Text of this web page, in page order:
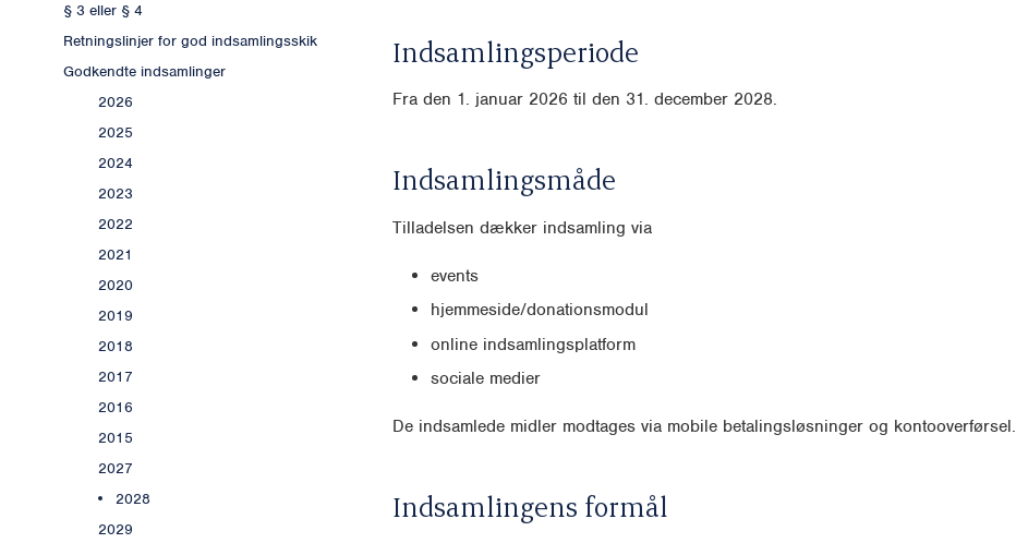
§ 3 eller § 4
Retningslinjer for god indsamlingsskik
Godkendte indsamlinger
2026
2025
2024
2023
2022
2021
2020
2019
2018
2017
2016
2015
2027
2028
2029
Indsamlingsperiode
Fra den 1. januar 2026 til den 31. december 2028.
Indsamlingsmåde
Tilladelsen dækker indsamling via
events
hjemmeside/donationsmodul
online indsamlingsplatform
sociale medier
De indsamlede midler modtages via mobile betalingsløsninger og kontooverførsel.
Indsamlingens formål